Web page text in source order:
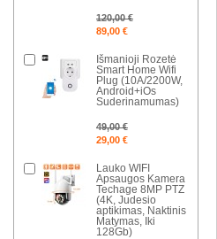
120,00 €
89,00 €
Išmanioji Rozetė
Smart Home Wifi
Plug (10A/2200W,
Android+iOs
Suderinamumas)
49,00 €
29,00 €
Lauko WIFI
Apsaugos Kamera
Techage 8MP PTZ
(4K, Judesio
aptikimas, Naktinis
Matymas, Iki
128Gb)